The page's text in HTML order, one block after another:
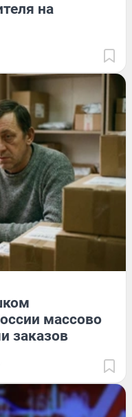
на
массово
заказов